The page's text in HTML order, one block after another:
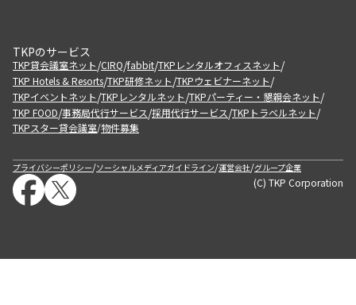
TKPのサービス
TKP貸会議室ネット/CIRQ/fabbit/TKPレンタルオフィスネット/
TKP Hotels & Resorts/TKP研修ネット/TKPウェビナーネット/
TKPイベントネット/TKPレンタルネット/TKPパーティー・懇親会ネット/
TKP FOOD/事務局代行サービス/採用代行サービス/TKPトラベルネット/
TKPスター貸会議室/物件募集
プライバシーポリシー/ソーシャルメディアガイドライン/運営会社/グループ企業
(C) TKP Corporation